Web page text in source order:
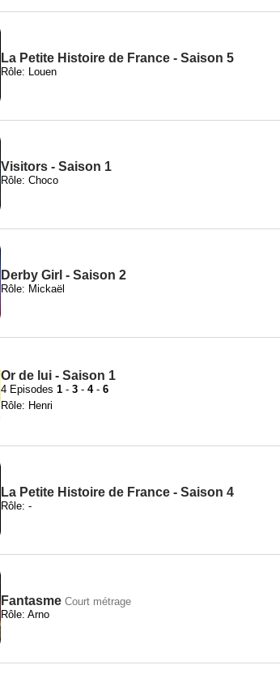
La Petite Histoire de France - Saison 5
Rôle: Louen
Visitors - Saison 1
Rôle: Choco
Derby Girl - Saison 2
Rôle: Mickaël
Or de lui - Saison 1
4 Episodes 1 - 3 - 4- 6
Rôle: Henri
La Petite Histoire de France - Saison 4
Rôle: -
Fantasme Court métrage
Rôle: Arno